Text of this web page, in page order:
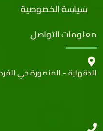
سياسة الخصوصية
معلومات التواصل
الدقهلية - المنصورة حي